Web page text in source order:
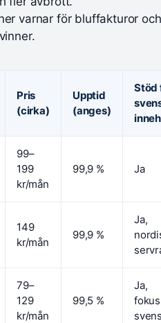
varnar för bluffakturor och
Pris
(cirka)
Upptid
(anges)
Stöd
99–
199
kr/mån
99,9 % Ja
149
kr/mån
99,9 %
Ja,
79–
129
kr/mån
99,5 %
Ja,